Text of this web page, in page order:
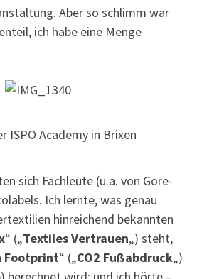
Aber so schlimm war
ich habe eine Menge
ISPO Academy in Brixen
sich Fachleute (u.a. von Gore-
Ich lernte, was genau
hinreichend bekannten
“ („Textiles Vertrauen„) steht,
Footprint“ („CO2 Fußabdruck„)